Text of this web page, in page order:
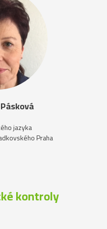
jazyka
Praha
kontroly